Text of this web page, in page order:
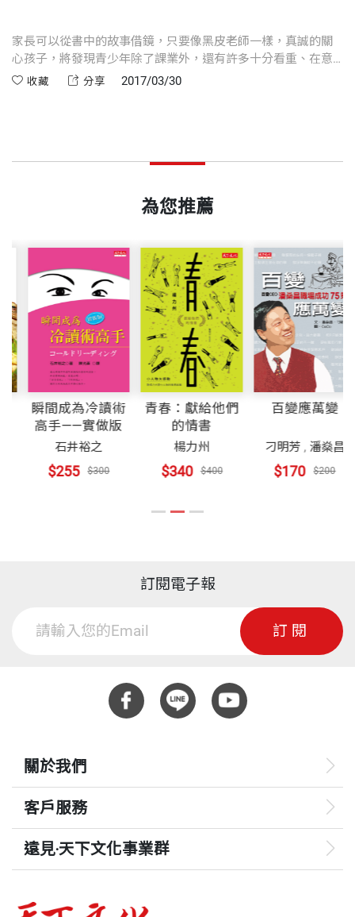
陳岳回過神，轉頭看向出聲叫他的吳彥霆。「你發什
麼呆啊？」
陳思穎突然被人攔住去路，是兩個不認識的學姊。
兩個學姊沒回答，劈頭吐了口水在陳思穎臉上，才留
下一句：「妳要是再講林宇深的壞話，下次就不是口
水而已！」
陳思穎嚇呆了，從來沒有人這樣侮辱過她，看著兩名
學姊離開，陳思穎再也無法控制自己，眼淚嘩啦啦直
往下流，她不懂只是在臉書寫幾句話而已，為什麼一
夜過後就天崩地裂了？？
第四章 網紅有什麼了不起！
上課時間，陳岳心不在焉，滿腦子都在煩惱臉書的
其實從吳彥霆的可樂噴鼻影片之後，收視率好像就開
始下滑，菠蘿麵包大胃王比賽雖然很多人看，但總人
數比不上之前那段影片。
出人意料的影片吧！」
這讓陳岳耿耿於懷，這才知道一旦嚐到了「人氣」這
跋 虛實世界，都需要聰明思辨
現在一機在手，就可與全世界志同道合的人連線，只
要感興趣，隨時都可以跟全球網友一起鑽研、切磋。
團，專門討論這個主題。
本書與馬尼合作，第一次嘗試用小說的手法，來引起
年輕人，網路雖然提供了一個超強的平台，讓我們可
以跟全世界的人進行交流，一旦在虛擬世界有了連
結，自然也會想要在現實世界中互動。不過由於網路
是個虛擬的平台，看不見真人，所以有很大的「欺
騙」與「作假」的空間。
第一章的主題是網路交友，描述女主角與網友見面，
差點陷入險境。這故事除了提醒我們要注意安全之
外，更點出雖然每個人都需要朋友的認同，但就如同
第二章主要是談網路會讓我們享受打Game的樂趣，
卻也可能帶來沉迷與上癮的問題。我建議年輕人要培
如此，才能跟不同的人都有話聊，結交更多的朋友，
讓自己的生命更多采多姿！
第三章談到網路讓溝通變得超級方便，但方便的代價
就是溝通品質變差了。比起面對面講話，只靠文字的
留下紀錄，發文後即使刪除了，可能也已經被轉發出
去，所以必須謹慎，要在心平氣和的狀況下發文。
在卡內基訓練裡，黑立言執行長就如同書內的黑皮老
師一樣，有著圓圓的肚子、時常掛著微笑的臉，是大
家的好同事、好主管，對我而言更是亦師亦友的夥
有些人認為網路讓現代人變得膚淺、冷漠。但在一些
實不會減少我們對自身、朋友及廣大世界的無比好奇
手機或是平板電腦。
國中的我是個標準的電玩兒童，曾在半夜偷偷爬起來
玩線上遊戲，也曾經在用餐時間打怪，玩到家人受不
了，直接把電源插頭拔掉，逼得我乖乖就範。好在後
來我遇到了一位好老師，他耐心又溫柔的引導我從虛
擬走向現實，並了解到「自己的人生是最好玩又真實
的線上遊戲」。
兄妹的青春故事。雖然主題是學生日常，但書中「黑
麼相處（畢竟，知已知彼，百戰百勝嘛！）
上一代與下一代溝通最常用的兩種方法：苦口婆心、
通的本質並沒有改變。家長可以從書中的故事借鏡，
只要像黑皮老師一樣，真誠的關心孩子，將發現青少
自己的面子、包袱與夢想。
如果今天你遇見了陳岳及陳思穎，你會想對他們說什
麼？雖然這是他們的故事，但是看著看著，你也許會
發現，自己也身在其中…。
國立藝術學院戲劇系畢業，主修劇本創作。
喜歡寫故事，作品包含小說、電視、微電影與舞台
20年經驗。喜歡過網友，也被網友告白過，更透過虛
何其幸運，我從未遇過網路詐騙事件，謝天謝地！
【臉書】https://www.facebook.com/ggbb6403
印刷規格 黑白
重量 356
家長可以從書中的故事借鏡，只要像黑皮老師一樣，真誠的關
心孩子，將發現青少年除了課業外，還有許多十分看重、在意
的事，也有自己的面子、包袱與夢想。
收藏 分享 2017/03/30
為您推薦
瞬間成為冷讀術
高手——實做版
石井裕之
$255 $300
青春：獻給他們
的情書
楊力州
$340 $400
百變應萬變
刁明芳,潘燊昌
$170 $200
訂閱電子報
訂閱
關於我們
客戶服務
遠見‧天下文化事業群